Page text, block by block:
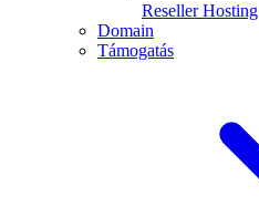
Reseller Hosting
Domain
Támogatás